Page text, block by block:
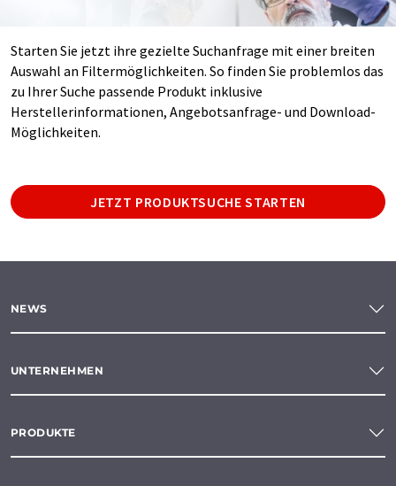
Starten Sie jetzt ihre gezielte Suchanfrage mit einer breiten
Auswahl an Filtermöglichkeiten. So finden Sie problemlos das
zu Ihrer Suche passende Produkt inklusive
Herstellerinformationen, Angebotsanfrage- und Download-
Möglichkeiten.
JETZT PRODUKTSUCHE STARTEN
NEWS
UNTERNEHMEN
PRODUKTE